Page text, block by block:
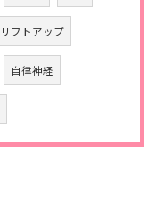
リフトアップ
自律神経